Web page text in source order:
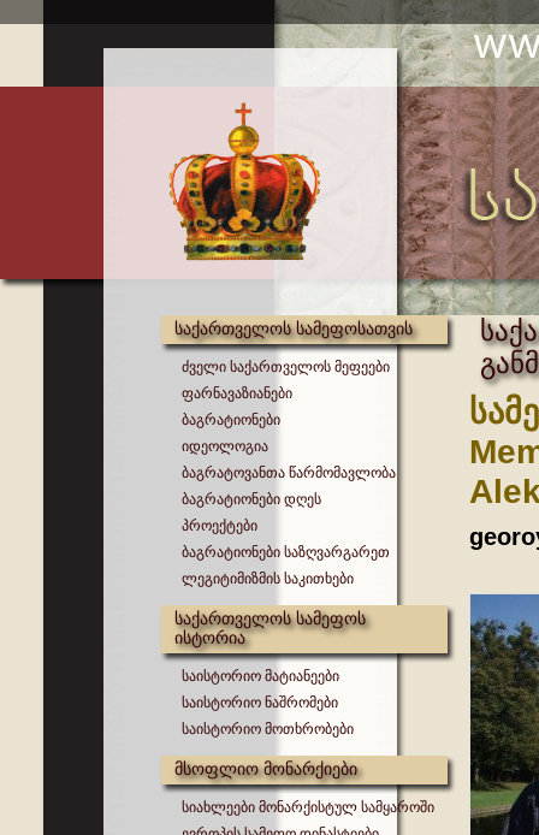
საქართველოს სამეფოსათვის
ძველი საქართველოს მეფეები
ფარნავაზიანები
ბაგრატიონები
იდეოლოგია
ბაგრატოვანთა წარმომავლობა
ბაგრატიონები დღეს
პროექტები
ბაგრატიონები საზღვარგარეთ
ლეგიტიმიზმის საკითხები
საქართველოს სამეფოს
ისტორია
საისტორიო მატიანეები
საისტორიო ნაშრომები
საისტორიო მოთხრობები
მსოფლიო მონარქიები
სიახლეები მონარქისტულ სამყაროში